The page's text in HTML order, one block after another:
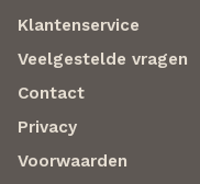
Klantenservice
Veelgestelde vragen
Contact
Privacy
Voorwaarden